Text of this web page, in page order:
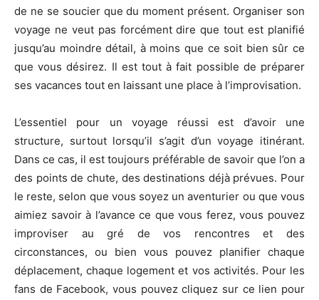
de ne se soucier que du moment présent. Organiser son
voyage ne veut pas forcément dire que tout est planifié
jusqu’au moindre détail, à moins que ce soit bien sûr ce
que vous désirez. Il est tout à fait possible de préparer
ses vacances tout en laissant une place à l’improvisation.
L’essentiel pour un voyage réussi est d’avoir une
structure, surtout lorsqu’il s’agit d’un voyage itinérant.
Dans ce cas, il est toujours préférable de savoir que l’on a
des points de chute, des destinations déjà prévues. Pour
le reste, selon que vous soyez un aventurier ou que vous
aimiez savoir à l’avance ce que vous ferez, vous pouvez
improviser au gré de vos rencontres et des
circonstances, ou bien vous pouvez planifier chaque
déplacement, chaque logement et vos activités. Pour les
fans de Facebook, vous pouvez cliquez sur ce lien pour